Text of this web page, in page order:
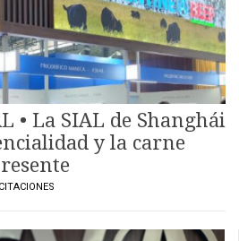
• La SIAL de Shanghái
y la carne